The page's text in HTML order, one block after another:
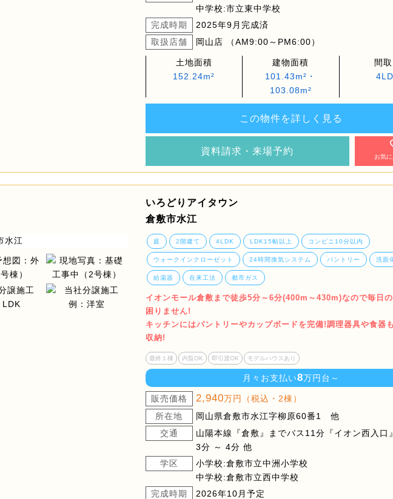
中学校:市立東中学校
完成時期
2025年9月完成済
取扱店舗
岡山店 （AM9:00～PM6:00）
土地面積
152.24m²
建物面積
101.43m²・
103.08m²
間取
この物件を詳しく見る
資料請求・来場予約
お気
いろどりアイタウン
倉敷市水江
庭 2階建て 4LDK LDK15帖以上 コンビニ10分以内
ウォークインクローゼット 24時間換気システム パントリー 洗面
給湯器 在来工法 都市ガス
イオンモール倉敷まで徒歩5分～6分(400m～430m)なので毎日
困りません!
キッチンにはパントリーやカップボードを完備!調理器具や食器
収納!
最終１棟 内覧OK 即引渡OK モデルハウスあり
月々お支払い8万円台～
販売価格 2,940万円（税込・2棟）
所在地
岡山県倉敷市水江字柳原60番1 他
交通
山陽本線『倉敷』までバス11分『イオン西入口
3分 ～ 4分 他
学区
小学校:倉敷市立中洲小学校
中学校:倉敷市立西中学校
完成時期
2026年10月予定